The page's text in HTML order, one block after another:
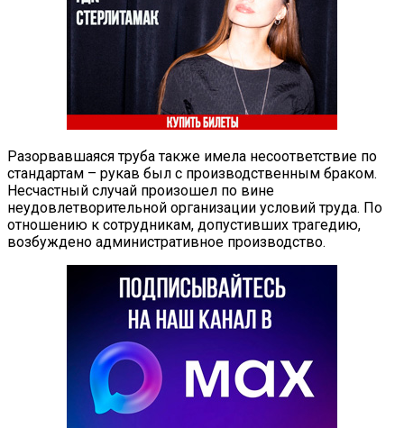
Разорвавшаяся труба также имела несоответствие по
стандартам – рукав был с производственным браком.
Несчастный случай произошел по вине
неудовлетворительной организации условий труда. По
отношению к сотрудникам, допустивших трагедию,
возбуждено административное производство.